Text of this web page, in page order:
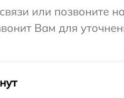
или позвоните
Вам для